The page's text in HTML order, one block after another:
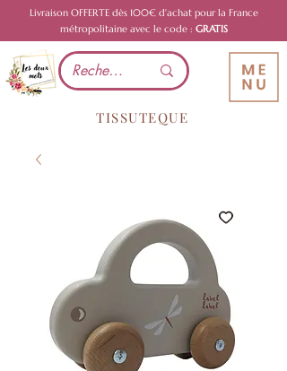
Livraison OFFERTE dès 100€ d'achat pour la France
métropolitaine avec le code : GRATIS
TISSUTEQUE